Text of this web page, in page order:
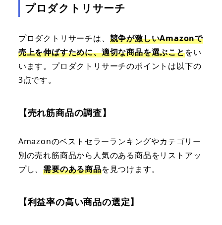
プロダクトリサーチ
プロダクトリサーチは、 競争が激しいAmazonで
売上を伸ばすために、適切な商品を選ぶことをい
います。プロダクトリサーチのポイントは以下の
3点です。
【売れ筋商品の調査】
Amazonのベストセラーランキングやカテゴリー
別の売れ筋商品から人気のある商品をリストアッ
プし、需要のある商品を見つけます。
【利益率の高い商品の選定】